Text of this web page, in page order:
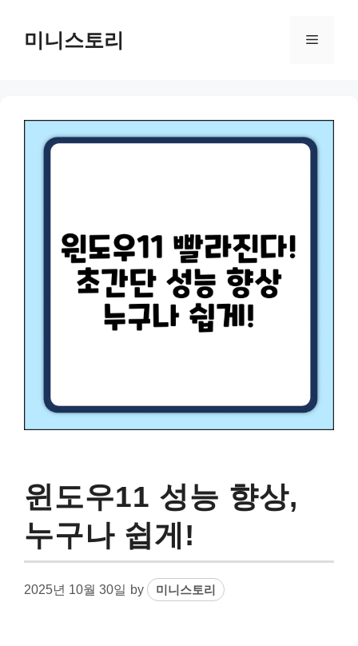
content미니스토리 Menu
윈도우11 성능 향상,
누구나 쉽게!
2025년 10월 30일 by 미니스토리